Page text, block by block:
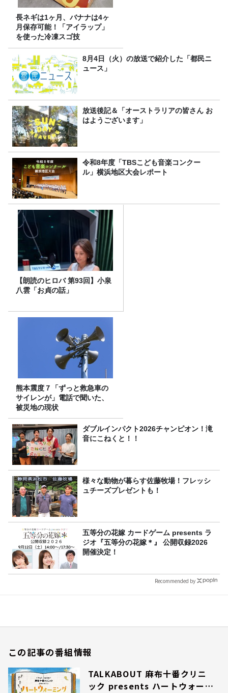
長ネギは1ヶ月、バナナは4ヶ
月保存可能！「アイラップ」
を使った冷凍スゴ技
8月4日（火）の放送で紹介した「都民ニ
ュース」
放送後記＆「オーストラリアの皆さん お
はようございます」
令和8年度「TBSこども音楽コンクー
ル」横浜地区大会レポート
【朗読のヒロバ 第93回】小泉
八雲「お貞の話」
熊本震度７「ずっと救急車の
サイレンが」電話で聞いた、
被災地の現状
ダブルインパクト2026チャンピオン！滝
音にこねくと！！
様々な動物が暮らす佐藤牧場！フレッシ
ュチーズプレゼントも！
五等分の花嫁 カードゲーム presents ラ
ジオ『五等分の花嫁＊』 公開収録2026
開催決定！
Recommended by
この記事の番組情報
TALKABOUT 麻布十番クリニ
ック presents ハートウォーミ